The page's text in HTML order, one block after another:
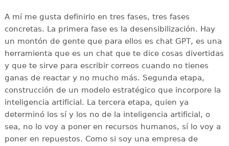
A mí me gusta definirlo en tres fases, tres fases
concretas. La primera fase es la desensibilización. Hay
un montón de gente que para ellos es chat GPT, es una
herramienta que es un chat que te dice cosas divertidas
y que te sirve para escribir correos cuando no tienes
ganas de reactar y no mucho más. Segunda etapa,
construcción de un modelo estratégico que incorpore la
inteligencia artificial. La tercera etapa, quien ya
determinó los sí y los no de la inteligencia artificial, o
sea, no lo voy a poner en recursos humanos, sí lo voy a
poner en repuestos. Como si soy una empresa de